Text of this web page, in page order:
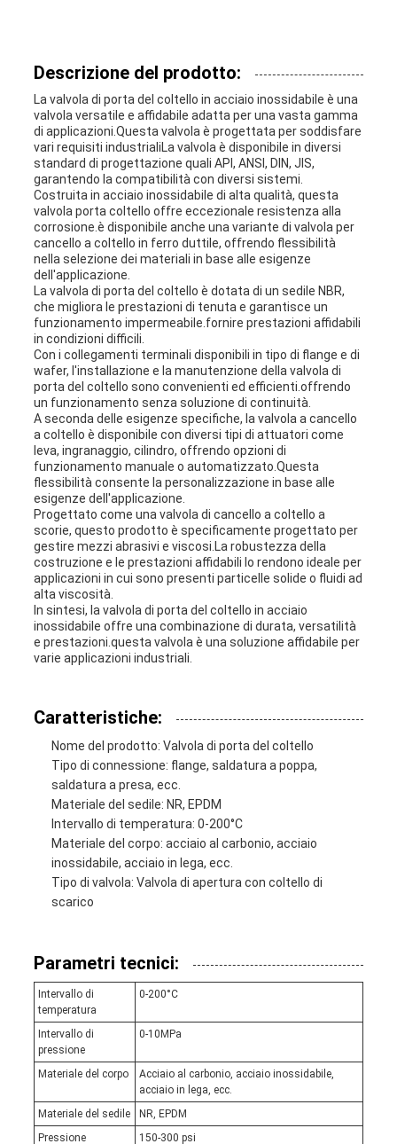
MAPPA
DEL
SITO
PRIVACY
POLICY
Descrizione del prodotto:
La valvola di porta del coltello in acciaio inossidabile è una
valvola versatile e affidabile adatta per una vasta gamma
di applicazioni.Questa valvola è progettata per soddisfare
vari requisiti industrialiLa valvola è disponibile in diversi
standard di progettazione quali API, ANSI, DIN, JIS,
garantendo la compatibilità con diversi sistemi.
Costruita in acciaio inossidabile di alta qualità, questa
valvola porta coltello offre eccezionale resistenza alla
corrosione.è disponibile anche una variante di valvola per
cancello a coltello in ferro duttile, offrendo flessibilità
nella selezione dei materiali in base alle esigenze
dell'applicazione.
La valvola di porta del coltello è dotata di un sedile NBR,
che migliora le prestazioni di tenuta e garantisce un
funzionamento impermeabile.fornire prestazioni affidabili
in condizioni difficili.
Con i collegamenti terminali disponibili in tipo di flange e di
wafer, l'installazione e la manutenzione della valvola di
porta del coltello sono convenienti ed efficienti.offrendo
un funzionamento senza soluzione di continuità.
A seconda delle esigenze specifiche, la valvola a cancello
a coltello è disponibile con diversi tipi di attuatori come
leva, ingranaggio, cilindro, offrendo opzioni di
funzionamento manuale o automatizzato.Questa
flessibilità consente la personalizzazione in base alle
esigenze dell'applicazione.
Progettato come una valvola di cancello a coltello a
scorie, questo prodotto è specificamente progettato per
gestire mezzi abrasivi e viscosi.La robustezza della
costruzione e le prestazioni affidabili lo rendono ideale per
applicazioni in cui sono presenti particelle solide o fluidi ad
alta viscosità.
In sintesi, la valvola di porta del coltello in acciaio
inossidabile offre una combinazione di durata, versatilità
e prestazioni.questa valvola è una soluzione affidabile per
varie applicazioni industriali.
Caratteristiche:
Nome del prodotto: Valvola di porta del coltello
Tipo di connessione: flange, saldatura a poppa,
saldatura a presa, ecc.
Materiale del sedile: NR, EPDM
Intervallo di temperatura: 0-200°C
Materiale del corpo: acciaio al carbonio, acciaio
inossidabile, acciaio in lega, ecc.
Tipo di valvola: Valvola di apertura con coltello di
scarico
Parametri tecnici:
Intervallo di
temperatura
0-200°C
Intervallo di
pressione
0-10MPa
Materiale del corpo
Acciaio al carbonio, acciaio inossidabile,
acciaio in lega, ecc.
Materiale del sedile
NR, EPDM
Pressione
150-300 psi